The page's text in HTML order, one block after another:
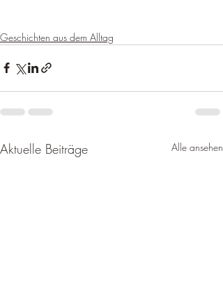
Geschichten aus dem Alltag
Aktuelle Beiträge Alle ansehen